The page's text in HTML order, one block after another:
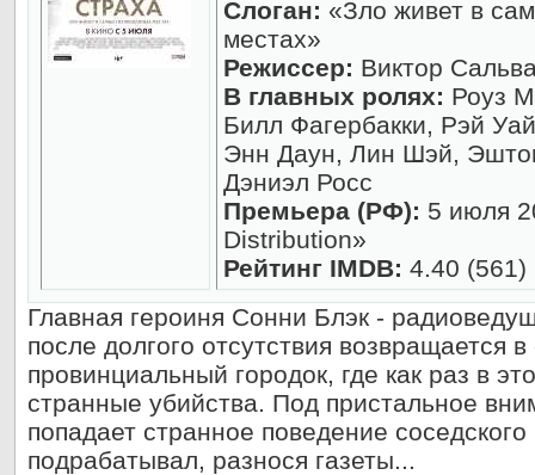
Слоган: «Зло живет в
местах»
Режиссер: Виктор
В главных ролях: Роуз
Билл Фагербакки, Рэй
Энн Даун, Лин Шэй,
Дэниэл Росс
Премьера (РФ): 5 июля
Distribution»
Рейтинг IMDB: 4.40 (561)
Главная героиня Сонни Блэк -
после долгого отсутствия возвращается
провинциальный городок, где как раз в
странные убийства. Под пристальное
попадает странное поведение
подрабатывал, разнося газеты...